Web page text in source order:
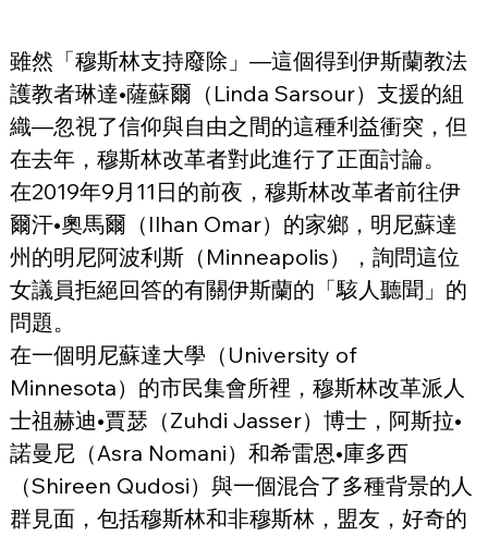
雖然「穆斯林支持廢除」—這個得到伊斯蘭教法
護教者琳達•薩蘇爾（Linda Sarsour）支援的組
織—忽視了信仰與自由之間的這種利益衝突，但
在去年，穆斯林改革者對此進行了正面討論。
在2019年9月11日的前夜，穆斯林改革者前往伊
爾汗•奧馬爾（Ilhan Omar）的家鄉，明尼蘇達
州的明尼阿波利斯（Minneapolis），詢問這位
女議員拒絕回答的有關伊斯蘭的「駭人聽聞」的
問題。
在一個明尼蘇達大學（University of
Minnesota）的市民集會所裡，穆斯林改革派人
士祖赫迪•賈瑟（Zuhdi Jasser）博士，阿斯拉•
諾曼尼（Asra Nomani）和希雷恩•庫多西
（Shireen Qudosi）與一個混合了多種背景的人
群見面，包括穆斯林和非穆斯林，盟友，好奇的